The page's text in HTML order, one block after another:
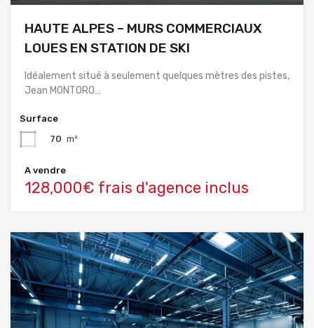
HAUTE ALPES – MURS COMMERCIAUX
LOUES EN STATION DE SKI
Idéalement situé à seulement quelques mètres des pistes,
Jean MONTORO…
Surface
70 m²
A vendre
128,000€ frais d'agence inclus